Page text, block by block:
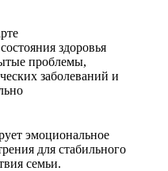
здоровья
проблемы,
заболеваний и
эмоциональное
для стабильного
семьи.